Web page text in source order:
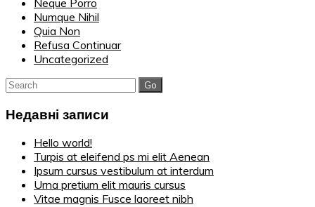
Numque Nihil
Quia Non
Refusa Continuar
Uncategorized
Search
for:
Недавні записи
Hello world!
Turpis at eleifend ps mi elit Aenean
Ipsum cursus vestibulum at interdum
Urna pretium elit mauris cursus
Vitae magnis Fusce laoreet nibh